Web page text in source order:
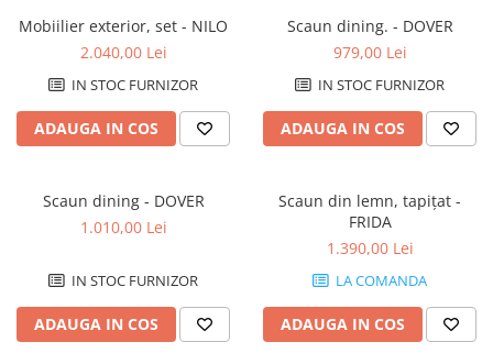
Mobiilier exterior, set - NILO
2.040,00 Lei
IN STOC FURNIZOR
ADAUGA IN COS
Scaun dining. - DOVER
979,00 Lei
IN STOC FURNIZOR
ADAUGA IN COS
Scaun dining - DOVER
1.010,00 Lei
IN STOC FURNIZOR
ADAUGA IN COS
Scaun din lemn, tapițat -
FRIDA
1.390,00 Lei
LA COMANDA
ADAUGA IN COS